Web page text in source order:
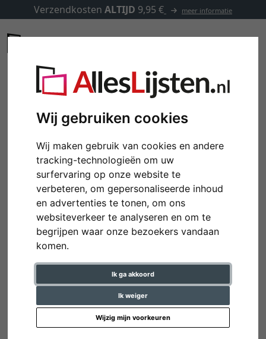
Wij gebruiken cookies
Wij maken gebruik van cookies en andere
tracking-technologieën om uw
surfervaring op onze website te
verbeteren, om gepersonaliseerde inhoud
en advertenties te tonen, om ons
websiteverkeer te analyseren en om te
begrijpen waar onze bezoekers vandaan
komen.
Ik ga akkoord
Ik weiger
Wijzig mijn voorkeuren
Verzendkosten ALTIJD 9,95 € meer informatie
Sokkol voor ART en Econ van MIRA